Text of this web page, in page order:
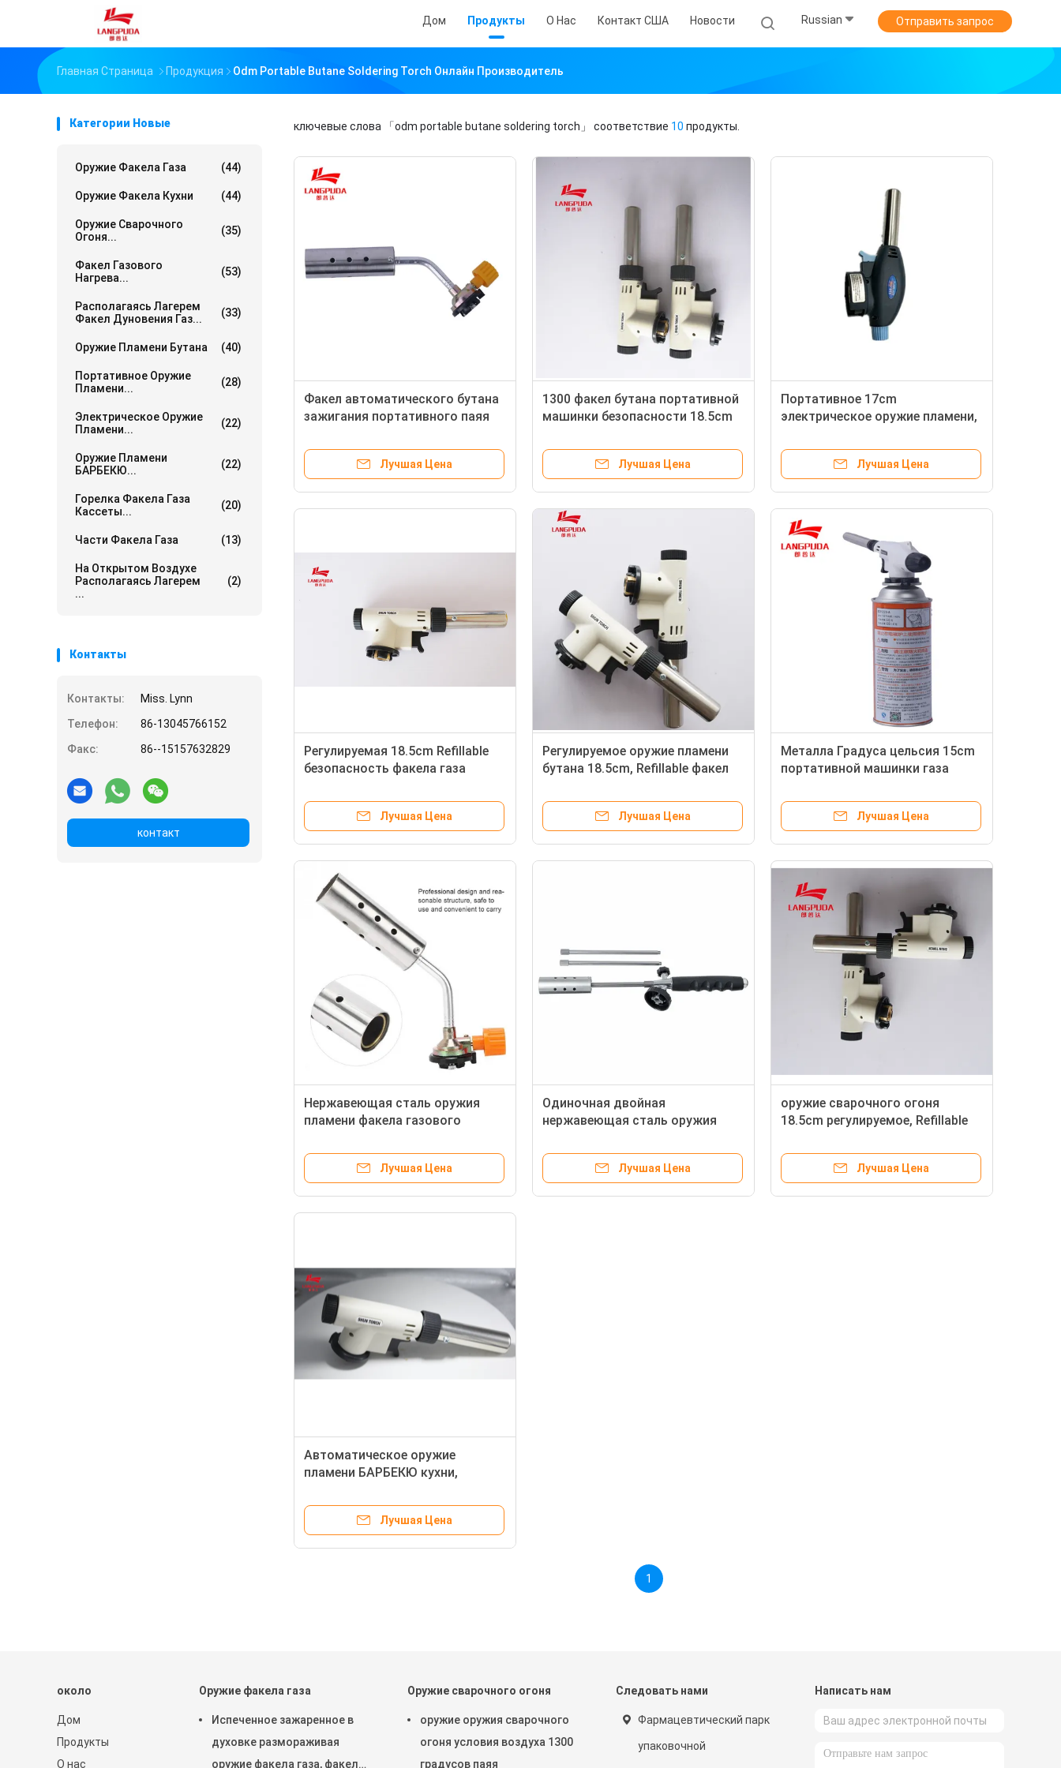
Дом Продукты О Нас Контакт США Новости Russian Отправить запрос
Главная Страница Продукция Odm Portable Butane Soldering Torch Онлайн Производитель
Категории Новые
Оружие Факела Газа (44)
Оружие Факела Кухни (44)
Оружие Сварочного
Огоня...
(35)
Факел Газового
Нагрева...
(53)
Располагаясь Лагерем
Факел Дуновения Газ...
(33)
Оружие Пламени Бутана (40)
Портативное Оружие
Пламени...
(28)
Электрическое Оружие
Пламени...
(22)
Оружие Пламени
БАРБЕКЮ...
(22)
Горелка Факела Газа
Кассеты...
(20)
Части Факела Газа (13)
На Открытом Воздухе
Располагаясь Лагерем
...
(2)
Контакты
Контакты:
Miss. Lynn
Телефон:
86-13045766152
Факс:
86--15157632829
контакт
ключевые слова 「odm portable butane soldering torch」 соответствие 10 продукты.
Факел автоматического бутана
зажигания портативного паяя
Лучшая Цена
1300 факел бутана портативной
машинки безопасности 18.5cm
Лучшая Цена
Портативное 17cm
электрическое оружие пламени,
Лучшая Цена
Регулируемая 18.5cm Refillable
безопасность факела газа
Лучшая Цена
Регулируемое оружие пламени
бутана 18.5cm, Refillable факел
Лучшая Цена
Металла Градуса цельсия 15cm
портативной машинки газа
Лучшая Цена
Нержавеющая сталь оружия
пламени факела газового
портативная
Лучшая Цена
Одиночная двойная
нержавеющая сталь оружия
с ручкой нейлона
Лучшая Цена
оружие сварочного огоня
18.5cm регулируемое, Refillable
Лучшая Цена
Автоматическое оружие
пламени БАРБЕКЮ кухни,
БАРБЕКЮ
Лучшая Цена
1
около
Дом
Продукты
О нас
Оружие факела газа
Испеченное зажаренное в
духовке размораживая
оружие факела газа, факел
Оружие сварочного огоня
оружие оружия сварочного
огоня условия воздуха 1300
градусов паяя
Следовать нами
Фармацевтический парк
упаковочной
Написать нам